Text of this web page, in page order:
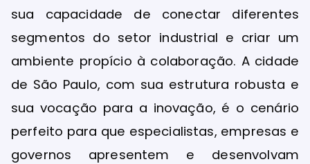
sua capacidade de conectar diferentes
segmentos do setor industrial e criar um
ambiente propício à colaboração. A cidade
de São Paulo, com sua estrutura robusta e
sua vocação para a inovação, é o cenário
perfeito para que especialistas, empresas e
governos apresentem e desenvolvam